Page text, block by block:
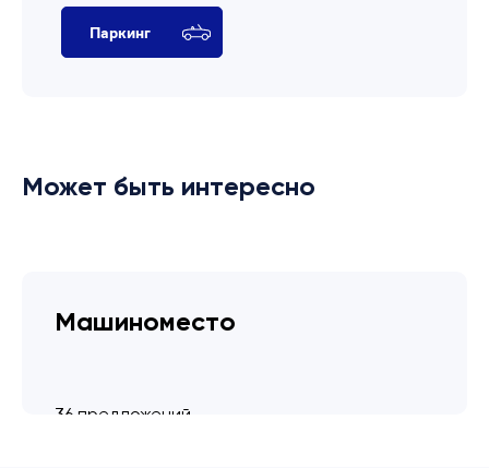
Паркинг
Может быть интересно
Машиноместо
36 предложений